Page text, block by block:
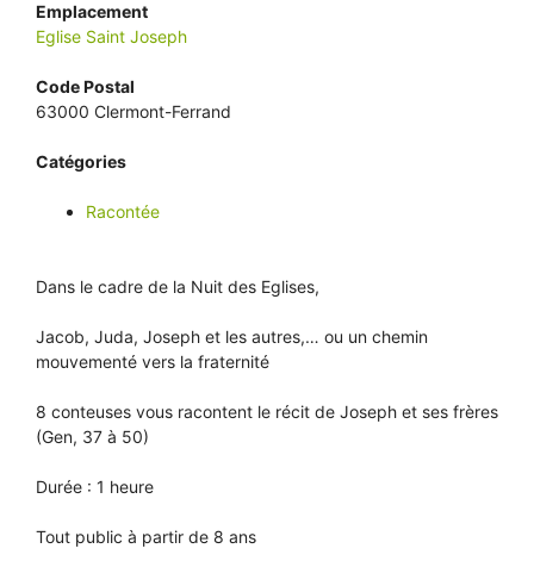
Emplacement
Eglise Saint Joseph
Code Postal
63000 Clermont-Ferrand
Catégories
Racontée
Dans le cadre de la Nuit des Eglises,
Jacob, Juda, Joseph et les autres,… ou un chemin
mouvementé vers la fraternité
8 conteuses vous racontent le récit de Joseph et ses frères
(Gen, 37 à 50)
Durée : 1 heure
Tout public à partir de 8 ans